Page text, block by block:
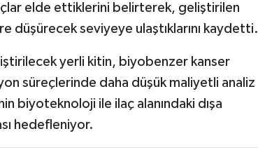
elde ettiklerini belirterek, geliştirilen
düşürecek seviyeye ulaştıklarını kaydetti.
yerli kitin, biyobenzer kanser
süreçlerinde daha düşük maliyetli analiz
biyoteknoloji ile ilaç alanındaki dışa
hedefleniyor.